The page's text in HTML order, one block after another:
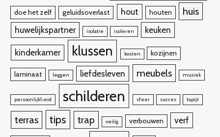
doe het zelf geluidsoverlast hout houten huis
huwelijkspartner isolatie isoleren keuken
kinderkamer klussen kosten kozijnen
laminaat leggen liefdesleven meubels muziek
persoonlijkheid schilderen sfeer succes tapijt
terras tips trap veilig verbouwen verf